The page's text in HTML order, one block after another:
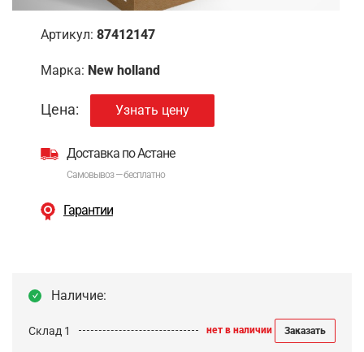
Артикул: 87412147
Марка: New holland
Цена: Узнать цену
Доставка по Астане
Самовывоз — бесплатно
Гарантии
Наличие:
Склад 1 нет в наличии Заказать